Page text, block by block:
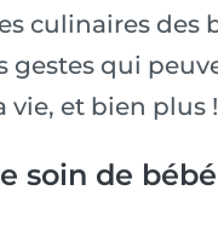
culinaires des
gestes qui
vie, et bien plus !
soin de